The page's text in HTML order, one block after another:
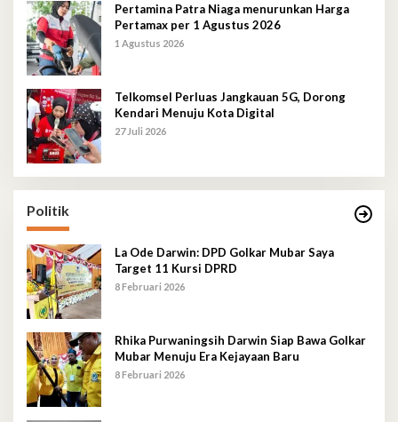
Pertamina Patra Niaga menurunkan Harga
Pertamax per 1 Agustus 2026
1 Agustus 2026
Telkomsel Perluas Jangkauan 5G, Dorong
Kendari Menuju Kota Digital
27 Juli 2026
Politik
La Ode Darwin: DPD Golkar Mubar Saya
Target 11 Kursi DPRD
8 Februari 2026
Rhika Purwaningsih Darwin Siap Bawa Golkar
Mubar Menuju Era Kejayaan Baru
8 Februari 2026